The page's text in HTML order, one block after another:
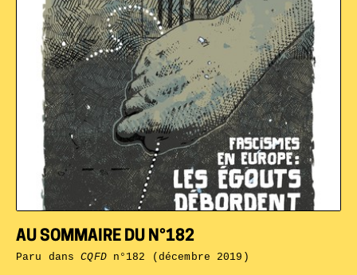
AU SOMMAIRE DU N°182
Paru dansCQFDn°182 (décembre 2019)